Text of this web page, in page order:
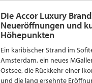
Die Accor Luxury
Neueröffnungen und
Höhepunkten
Ein karibischer Strand im
Amsterdam, ein neues
Ostsee, die Rückkehr einer
und die lang ersehnte